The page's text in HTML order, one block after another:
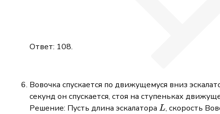
Ответ: 108.
Вовочка спускается по движущемуся вниз
секунд он спускается, стоя на ступеньках
Решение: Пусть длина эскалатора L
L, скорость